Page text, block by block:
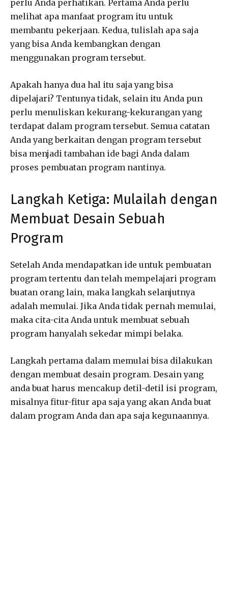
perlu Anda perhatikan. Pertama Anda perlu
melihat apa manfaat program itu untuk
membantu pekerjaan. Kedua, tulislah apa saja
yang bisa Anda kembangkan dengan
menggunakan program tersebut.
Apakah hanya dua hal itu saja yang bisa
dipelajari? Tentunya tidak, selain itu Anda pun
perlu menuliskan kekurang-kekurangan yang
terdapat dalam program tersebut. Semua catatan
Anda yang berkaitan dengan program tersebut
bisa menjadi tambahan ide bagi Anda dalam
proses pembuatan program nantinya.
Langkah Ketiga: Mulailah dengan
Membuat Desain Sebuah
Program
Setelah Anda mendapatkan ide untuk pembuatan
program tertentu dan telah mempelajari program
buatan orang lain, maka langkah selanjutnya
adalah memulai. Jika Anda tidak pernah memulai,
maka cita-cita Anda untuk membuat sebuah
program hanyalah sekedar mimpi belaka.
Langkah pertama dalam memulai bisa dilakukan
dengan membuat desain program. Desain yang
anda buat harus mencakup detil-detil isi program,
misalnya fitur-fitur apa saja yang akan Anda buat
dalam program Anda dan apa saja kegunaannya.